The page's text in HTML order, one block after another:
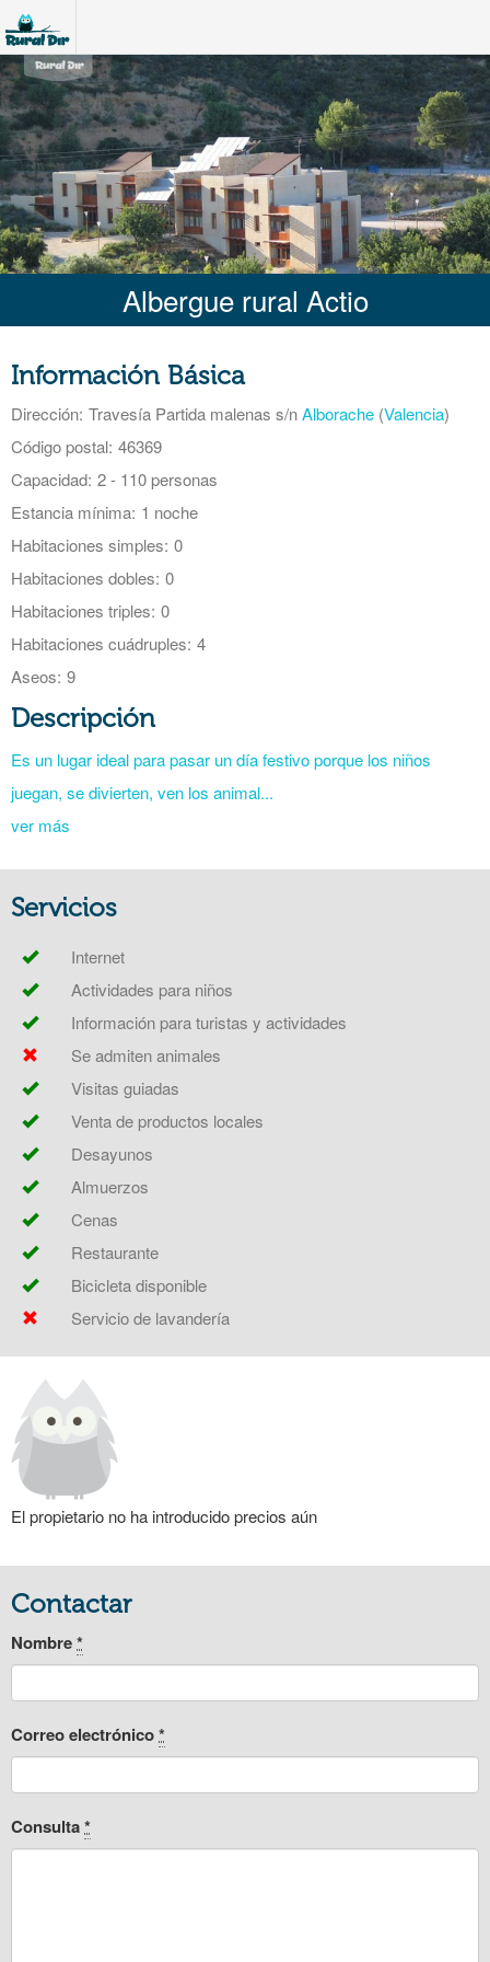
Albergue rural Actio
Información Básica
Dirección: Travesía Partida malenas s/nAlborache (Valencia)
Código postal: 46369
Capacidad: 2 - 110 personas
Estancia mínima: 1 noche
Habitaciones simples: 0
Habitaciones dobles: 0
Habitaciones triples: 0
Habitaciones cuádruples: 4
Aseos: 9
Descripción
Es un lugar ideal para pasar un día festivo porque los niños
juegan, se divierten, ven los animal...
ver más
Servicios
Internet
Actividades para niños
Información para turistas y actividades
Se admiten animales
Visitas guiadas
Venta de productos locales
Desayunos
Almuerzos
Cenas
Restaurante
Bicicleta disponible
Servicio de lavandería
El propietario no ha introducido precios aún
Contactar
Nombre*
Correo electrónico*
Consulta*